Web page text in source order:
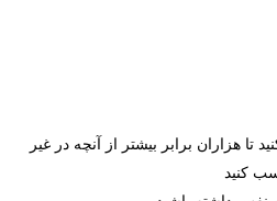
تا هزاران برابر بیشتر از آنچه در غیر
کنید